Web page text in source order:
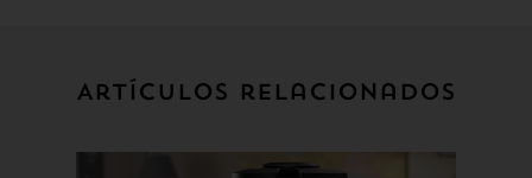
Artículos relacionados